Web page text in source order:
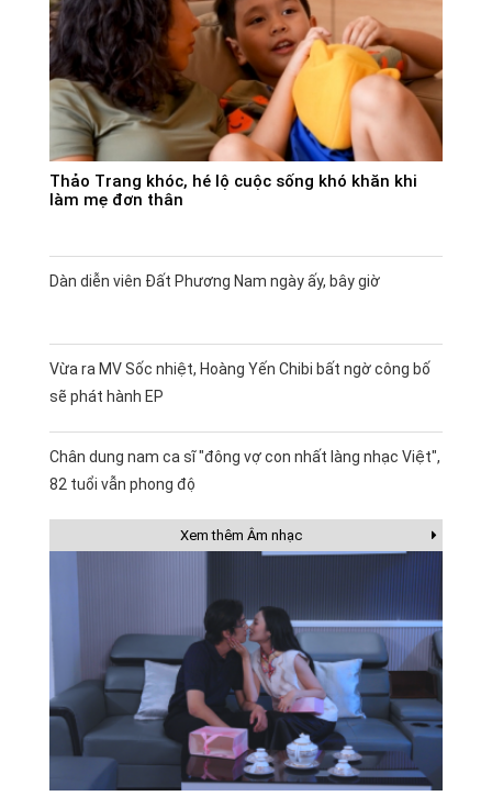
Thảo Trang khóc, hé lộ cuộc sống khó khăn khi
làm mẹ đơn thân
Dàn diễn viên Đất Phương Nam ngày ấy, bây giờ
Vừa ra MV Sốc nhiệt, Hoàng Yến Chibi bất ngờ công bố
sẽ phát hành EP
Chân dung nam ca sĩ "đông vợ con nhất làng nhạc Việt",
82 tuổi vẫn phong độ
Xem thêm Âm nhạc